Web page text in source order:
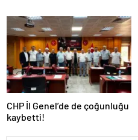
CHP İl Genel’de de çoğunluğu
kaybetti!